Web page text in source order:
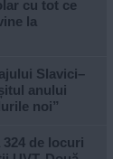
cu tot ce
la
Slavici–
anului
noi”
de locuri